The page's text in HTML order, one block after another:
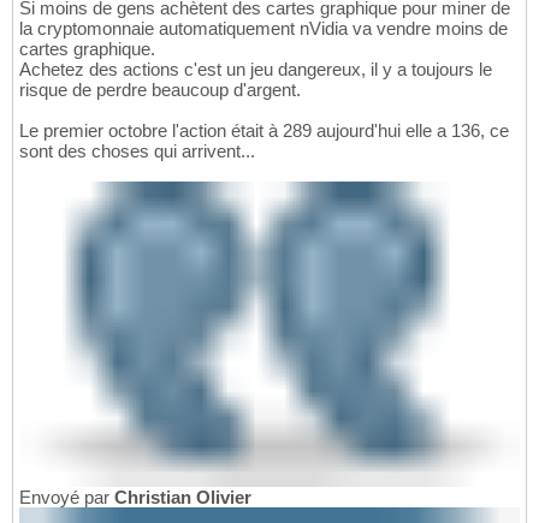
Si moins de gens achètent des cartes graphique pour miner de
la cryptomonnaie automatiquement nVidia va vendre moins de
cartes graphique.
Achetez des actions c'est un jeu dangereux, il y a toujours le
risque de perdre beaucoup d'argent.
Le premier octobre l'action était à 289 aujourd'hui elle a 136, ce
sont des choses qui arrivent...
Envoyé par Christian Olivier